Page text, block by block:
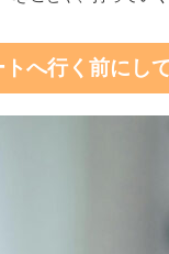
へ行く前にし